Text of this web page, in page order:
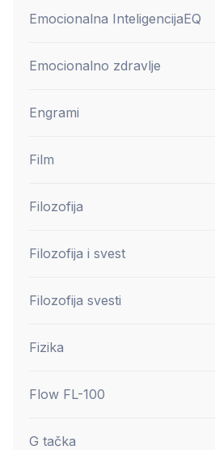
Emocionalna InteligencijaEQ
Emocionalno zdravlje
Engrami
Film
Filozofija
Filozofija i svest
Filozofija svesti
Fizika
Flow FL-100
G tačka